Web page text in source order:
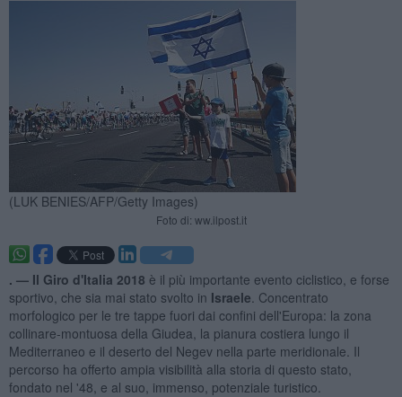
(LUK BENIES/AFP/Getty Images)
Foto di: ww.ilpost.it
. — Il Giro d'Italia 2018 è il più importante evento ciclistico, e forse
sportivo, che sia mai stato svolto in Israele . Concentrato
morfologico per le tre tappe fuori dai confini dell'Europa: la zona
collinare-montuosa della Giudea, la pianura costiera lungo il
Mediterraneo e il deserto del Negev nella parte meridionale. Il
percorso ha offerto ampia visibilità alla storia di questo stato,
fondato nel '48, e al suo, immenso, potenziale turistico.